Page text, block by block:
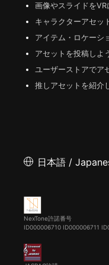
画像やスライドをVR
キャラクターアセッ
アイテム・ロケーシ
アセットを投稿しよ
ユーザーストアでア
推しアセットを紹介
NexTone許諾番号
ID000006710 ID000006711